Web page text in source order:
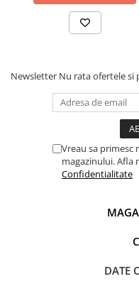
Newsletter Nu rata ofertele
Vreau sa
magazinului. Afla
Confidentialitate
DATE